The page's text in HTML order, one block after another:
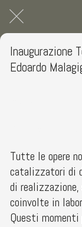
Inaugurazione
Edoardo
Tutte le opere
catalizzatori di
di
coinvolte in
Questi momenti